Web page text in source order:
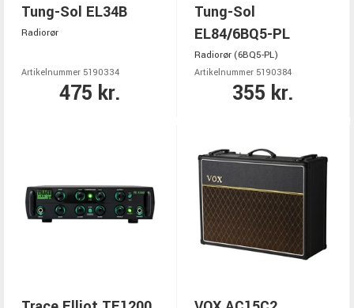
Tung-Sol EL34B
Radiorør
Artikelnummer 5190334
475 kr.
Tung-Sol
EL84/6BQ5-PL
Radiorør (6BQ5-PL)
Artikelnummer 5190384
355 kr.